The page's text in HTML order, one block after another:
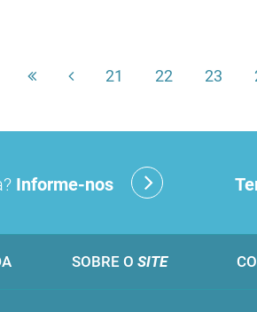
21 22 23
Informe-nos
SOBRE O SITE